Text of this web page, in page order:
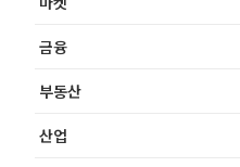
금융
부동산
산업